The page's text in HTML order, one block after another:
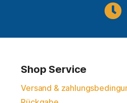
Shop Service
Versand &